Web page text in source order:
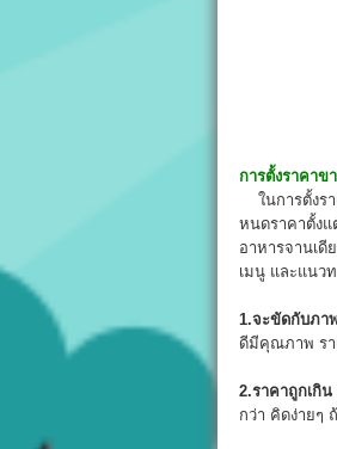
การตั้งราคาข
ในการตั้งร
หนดราคาตั้งแ
อาหารจานเดี
เมนู และแนว
1.จะขัดกับภ
ดีมีคุณภาพ รา
2.ราคาถูกเกิ
กว่า คิดง่ายๆ